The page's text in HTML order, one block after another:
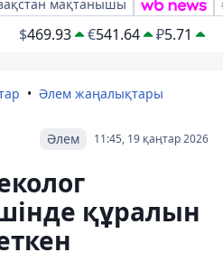
мақтанышы
$469.93 €541.64 ₽5.71
Әлем жаңалықтары
11:45, 19 қаңтар 2026
Әлем
құралын